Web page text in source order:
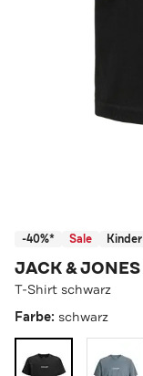
-40%* Sale Kinder
JACK & JONES
T-Shirt schwarz
Farbe: schwarz